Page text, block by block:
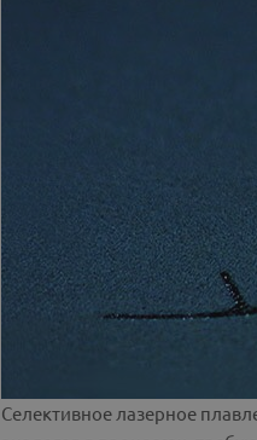
Селективное лазерное